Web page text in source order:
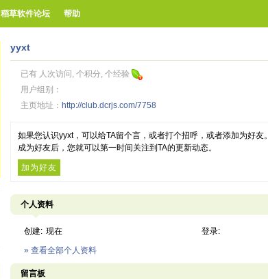
稻草软件论坛 帮助
yyxt
已有 人次访问, 个积分, 个经验
用户组别：
主页地址： http://club.dcrjs.com/7758
如果您认识yyxt，可以给TA留个言，或者打个招呼，或者添加为好友。
成为好友后，您就可以第一时间关注到TA的更新动态。
加为好友
个人资料
创建: 现在
登录:
» 查看全部个人资料
留言板